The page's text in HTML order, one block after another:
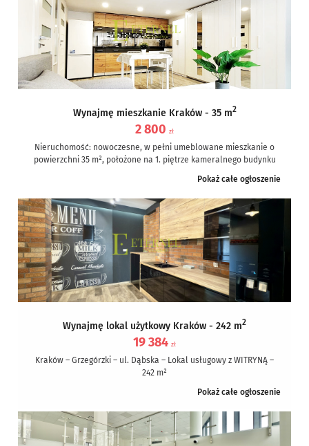
Wynajmę mieszkanie Kraków - 35 m2
2 800 zł
Nieruchomość: nowoczesne, w pełni umeblowane mieszkanie o
powierzchni 35 m², położone na 1. piętrze kameralnego budynku
Pokaż całe ogłoszenie
Wynajmę lokal użytkowy Kraków - 242 m2
19 384 zł
Kraków – Grzegórzki – ul. Dąbska – Lokal usługowy z WITRYNĄ –
242 m²
Przestronny i dobrze...
Pokaż całe ogłoszenie